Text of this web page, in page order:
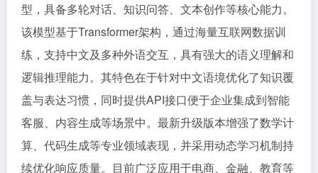
型，具备多轮对话、知识问答、文本创作等核心能力。
该模型基于Transformer架构，通过海量互联网数据训
练，支持中文及多种外语交互，具有强大的语义理解和
逻辑推理能力。其特色在于针对中文语境优化了知识覆
盖与表达习惯，同时提供API接口便于企业集成到智能
客服、内容生成等场景中。最新升级版本增强了数学计
算、代码生成等专业领域表现，并采用动态学习机制持
续优化响应质量。目前广泛应用于电商、金融、教育等